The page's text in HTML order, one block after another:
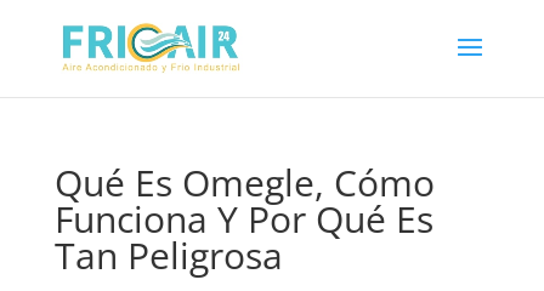
Qué Es Omegle, Cómo
Funciona Y Por Qué Es
Tan Peligrosa